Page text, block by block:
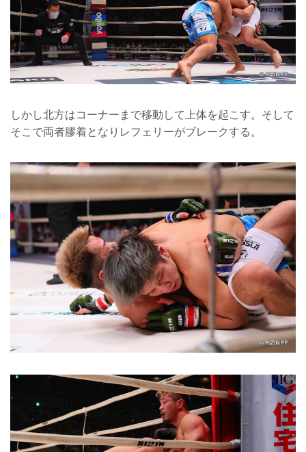
しかし北方はコーナーまで移動して上体を起こす。そして
そこで両者膠着となりレフェリーがブレークする。